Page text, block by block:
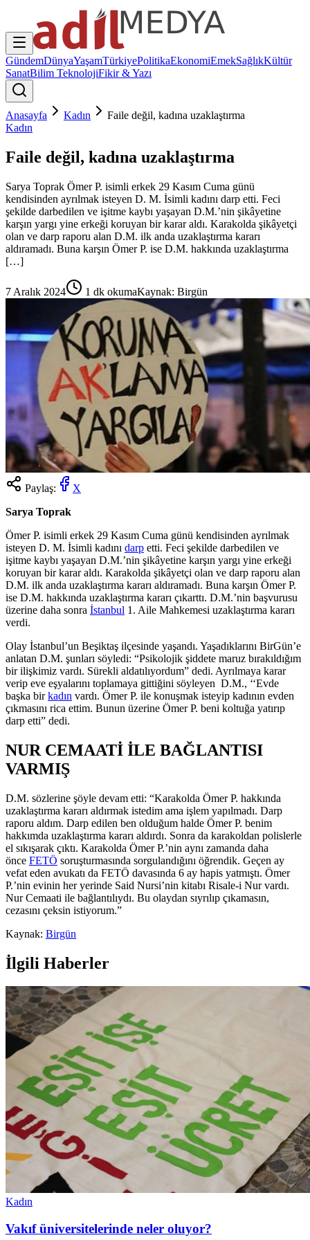
GündemDünyaYaşamTürkiyePolitikaEkonomiEmekSağlıkKültür
SanatBilim TeknolojiFikir & Yazı
Anasayfa Kadın
Faile değil, kadına uzaklaştırma
Kadın
Faile değil, kadına uzaklaştırma
Sarya Toprak Ömer P. isimli erkek 29 Kasım Cuma günü
kendisinden ayrılmak isteyen D. M. İsimli kadını darp etti. Feci
şekilde darbedilen ve işitme kaybı yaşayan D.M.’nin şikâyetine
karşın yargı yine erkeği koruyan bir karar aldı. Karakolda şikâyetçi
olan ve darp raporu alan D.M. ilk anda uzaklaştırma kararı
aldıramadı. Buna karşın Ömer P. ise D.M. hakkında uzaklaştırma
[…]
7 Aralık 2024 1 dk okumaKaynak: Birgün
Paylaş:
X
Sarya Toprak
Ömer P. isimli erkek 29 Kasım Cuma günü kendisinden ayrılmak
isteyen D. M. İsimli kadını darp etti. Feci şekilde darbedilen ve
işitme kaybı yaşayan D.M.’nin şikâyetine karşın yargı yine erkeği
koruyan bir karar aldı. Karakolda şikâyetçi olan ve darp raporu alan
D.M. ilk anda uzaklaştırma kararı aldıramadı. Buna karşın Ömer P.
ise D.M. hakkında uzaklaştırma kararı çıkarttı. D.M.’nin başvurusu
üzerine daha sonra İstanbul 1. Aile Mahkemesi uzaklaştırma kararı
verdi.
Olay İstanbul’un Beşiktaş ilçesinde yaşandı. Yaşadıklarını BirGün’e
anlatan D.M. şunları söyledi: “Psikolojik şiddete maruz bırakıldığım
bir ilişkimiz vardı. Sürekli aldatılıyordum” dedi. Ayrılmaya karar
verip eve eşyalarını toplamaya gittiğini söyleyen D.M., ‘‘Evde
başka birkadın vardı. Ömer P. ile konuşmak isteyip kadının evden
çıkmasını rica ettim. Bunun üzerine Ömer P. beni koltuğa yatırıp
darp etti” dedi.
NUR CEMAATİ İLE BAĞLANTISI
VARMIŞ
D.M. sözlerine şöyle devam etti: “Karakolda Ömer P. hakkında
uzaklaştırma kararı aldırmak istedim ama işlem yapılmadı. Darp
raporu aldım. Darp edilen ben olduğum halde Ömer P. benim
hakkımda uzaklaştırma kararı aldırdı. Sonra da karakoldan polislerle
el sıkışarak çıktı. Karakolda Ömer P.’nin aynı zamanda daha
önce FETÖ soruşturmasında sorgulandığını öğrendik. Geçen ay
vefat eden avukatı da FETÖ davasında 6 ay hapis yatmıştı. Ömer
P.’nin evinin her yerinde Said Nursi’nin kitabı Risale-i Nur vardı.
Nur Cemaati ile bağlantılıydı. Bu olaydan sıyrılıp çıkamasın,
cezasını çeksin istiyorum.”
Kaynak: Birgün
İlgili Haberler
Kadın
Vakıf üniversitelerinde neler oluyor?